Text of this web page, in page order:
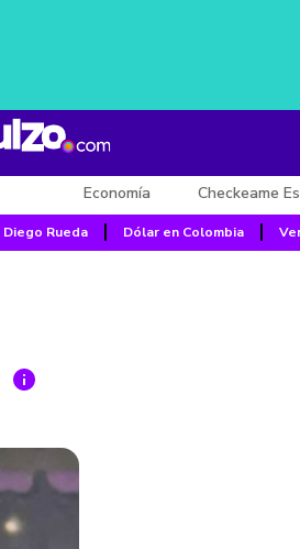
Economía Checkeame
Diego Rueda Dólar en Colombia